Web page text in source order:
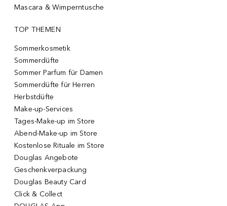
Mascara & Wimperntusche
TOP THEMEN
Sommerkosmetik
Sommerdüfte
Sommer Parfum für Damen
Sommerdüfte für Herren
Herbstdüfte
Make-up-Services
Tages-Make-up im Store
Abend-Make-up im Store
Kostenlose Rituale im Store
Douglas Angebote
Geschenkverpackung
Douglas Beauty Card
Click & Collect